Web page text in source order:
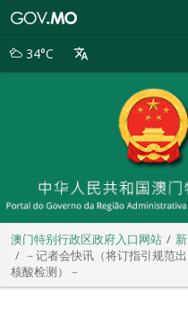
别
34°C
澳门特别行政区政府入口网站
－记者会快讯（将订指引规范
核酸检测）－